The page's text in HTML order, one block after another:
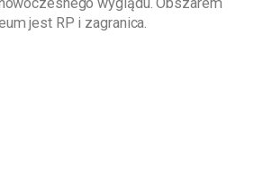
jest RP i zagranica.